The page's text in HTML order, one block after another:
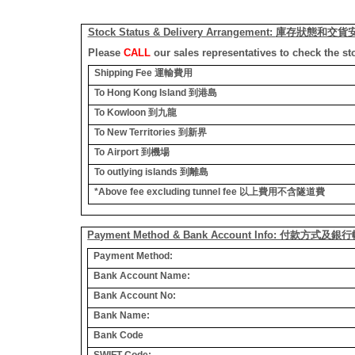
Stock Status & Delivery Arrangement: 庫存狀態和交貨
Please CALLour sales representatives to check the
Shipping Fee 運輸費用
To Hong Kong Island 到港島
To Kowloon 到九龍
To New Territories 到新界
To Airport 到機場
To outlying islands 到離島
*Above fee excluding tunnel fee 以上費用不含隧道費
Payment Method & Bank Account Info: 付款方式及銀行
Payment Method:
Bank Account Name:
Bank Account No:
Bank Name:
Bank Code